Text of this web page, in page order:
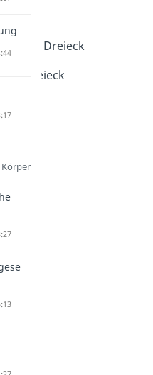
Dreieck
Dreieck